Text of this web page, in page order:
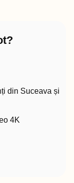
din Suceava și
4K